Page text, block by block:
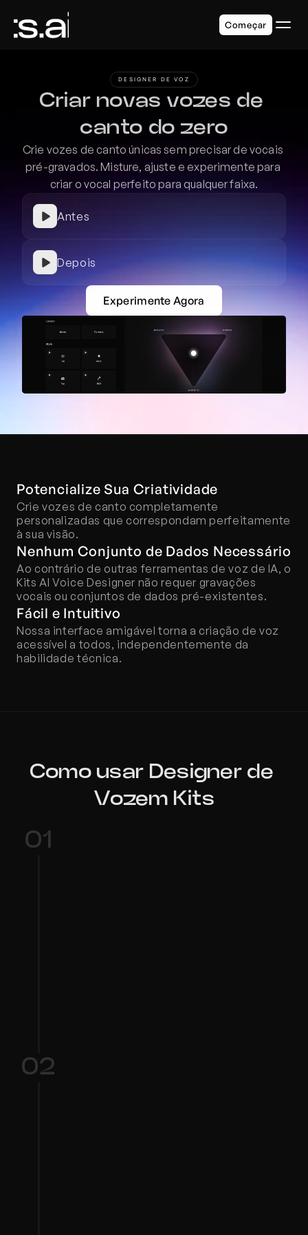
Começar
DESIGNER DE VOZ
Criar novas vozes de
canto do zero
Crie vozes de canto únicas sem precisar de vocais
pré-gravados. Misture, ajuste e experimente para
criar o vocal perfeito para qualquer faixa.
Antes
Depois
Experimente Agora
Potencialize Sua Criatividade
Crie vozes de canto completamente
personalizadas que correspondam perfeitamente
à sua visão.
Nenhum Conjunto de Dados Necessário
Ao contrário de outras ferramentas de voz de IA, o
Kits AI Voice Designer não requer gravações
vocais ou conjuntos de dados pré-existentes.
Fácil e Intuitivo
Nossa interface amigável torna a criação de voz
acessível a todos, independentemente da
habilidade técnica.
Como usar Designer de
Vozem Kits
01
02